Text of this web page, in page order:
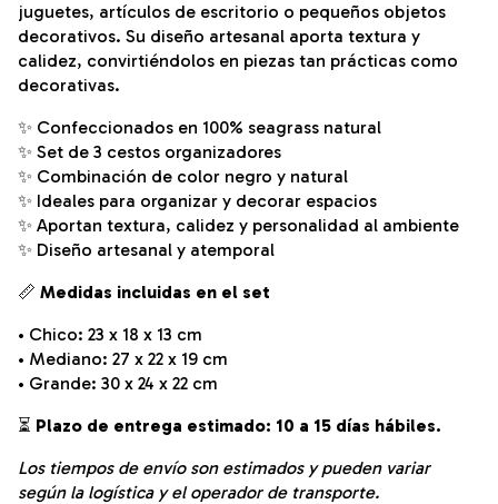
juguetes, artículos de escritorio o pequeños objetos
decorativos. Su diseño artesanal aporta textura y
calidez, convirtiéndolos en piezas tan prácticas como
decorativas.
✨ Confeccionados en 100% seagrass natural
✨ Set de 3 cestos organizadores
✨ Combinación de color negro y natural
✨ Ideales para organizar y decorar espacios
✨ Aportan textura, calidez y personalidad al ambiente
✨ Diseño artesanal y atemporal
📏 Medidas incluidas en el set
• Chico: 23 x 18 x 13 cm
• Mediano: 27 x 22 x 19 cm
• Grande: 30 x 24 x 22 cm
⏳ Plazo de entrega estimado: 10 a 15 días hábiles.
Los tiempos de envío son estimados y pueden variar
según la logística y el operador de transporte.